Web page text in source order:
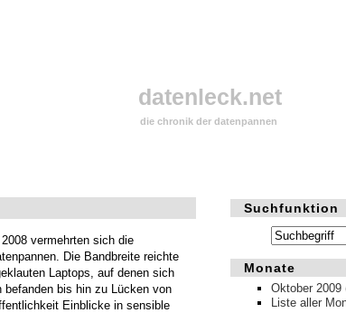
datenleck.net
die chronik der datenpannen
Suchfunktion
Monate
Oktober 2009
Liste aller
vermehrten sich die
Die Bandbreite reichte
Laptops, auf denen sich
bis hin zu Lücken von
Einblicke in sensible